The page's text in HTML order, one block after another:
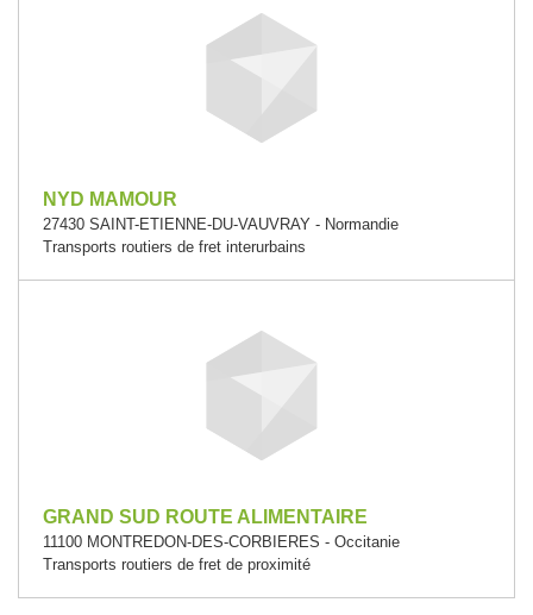
NYD MAMOUR
27430 SAINT-ETIENNE-DU-VAUVRAY - Normandie
Transports routiers de fret interurbains
GRAND SUD ROUTE ALIMENTAIRE
11100 MONTREDON-DES-CORBIERES - Occitanie
Transports routiers de fret de proximité